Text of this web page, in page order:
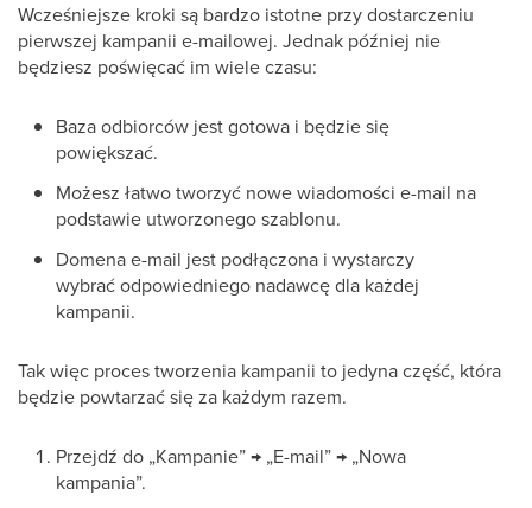
Wcześniejsze kroki są bardzo istotne przy dostarczeniu
pierwszej kampanii e-mailowej. Jednak później nie
będziesz poświęcać im wiele czasu:
Baza odbiorców jest gotowa i będzie się
powiększać.
Możesz łatwo tworzyć nowe wiadomości e-mail na
podstawie utworzonego szablonu.
Domena e-mail jest podłączona i wystarczy
wybrać odpowiedniego nadawcę dla każdej
kampanii.
Tak więc proces tworzenia kampanii to jedyna część, która
będzie powtarzać się za każdym razem.
Przejdź do „Kampanie” → „E-mail” → „Nowa
kampania”.